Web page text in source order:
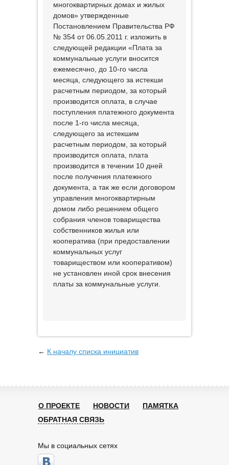
многоквартирных домах и жилых
домов» утвержденные
Постановлением Правительства РФ
№ 354 от 06.05.2011 г. изложить в
следующей редакции «Плата за
коммунальные услуги вносится
ежемесячно, до 10-го числа
месяца, следующего за истекши
расчетным периодом, за который
производится оплата, в случае
поступления платежного документа
после 1-го числа месяца,
следующего за истекшим
расчетным периодом, за который
производится оплата, плата
производится в течении 10 дней
после получения платежного
документа, а так же если договором
управления многоквартирным
домом либо решением общего
собрания членов товарищества
собственников жилья или
кооператива (при предоставлении
коммунальных услуг
товариществом или кооперативом)
не установлен иной срок внесения
платы за коммунальные услуги.
← К началу списка инициатив
О ПРОЕКТЕ НОВОСТИ
ПАМЯТКА
ОБРАТНАЯ СВЯЗЬ
Мы в социальных сетях